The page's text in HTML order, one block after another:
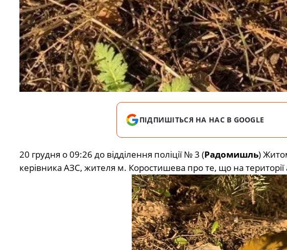
ПІДПИШІТЬСЯ НА НАС В GOOGLE
20 грудня о 09:26 до відділення поліції № 3 (Радомишль)
керівника АЗС, жителя м. Коростишева про те, що на